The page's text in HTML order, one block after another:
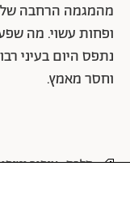
מהמגמה הרחבה של
ופחות עשוי. מה
נתפס היום בעיני
וחסר מאמץ.
סלבס איפור